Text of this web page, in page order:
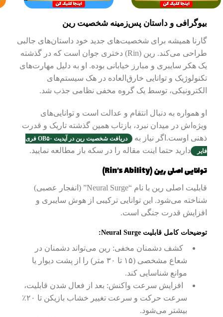
بیوگرافی و داستان پس‌زمینه شخصیت رین
گارنا همیشه برای شخصیت‌های جدید خود داستان‌های جالبی
طراحی می‌کند. رین (Rin) دختری جوان است که در گذشته
یک هکر سایبری و مبارز خیابانی بوده. او به دلیل مهارت‌های
تکنولوژیک و توانایی خارق‌العاده در هک سیستم‌های
الکترونیکی، توسط یک گروه مخفی نظامی جذب شد.
او همواره به دنبال انتقام و عدالت است و توانایی‌های
ویژه‌اش در میدان نبرد، بازتاب همین گذشته تاریک و قدرت
ذهنی اوست.اگر نیاز به
دریافت شخصیت رین در آپدیت OB۵۰ فری
فایر
دارید حتما اینت مقاله را در سکه باز مطالعه نمایید.
توانایی اصلی رین (Rin’s Ability)
قابلیت اصلی رین با نام “Neural Surge” (انفجار عصبی)
شناخته می‌شود. این توانایی ترکیبی از هوش سایبری و
افزایش قدرت جنگی است.
توضیحات کامل قابلیت Neural Surge:
کشف دشمنان مخفی: رین می‌تواند دشمنان در
شعاع مشخصی (۱۵ تا ۳۰ متر) را از پشت دیوار یا
موانع شناسایی کند.
افزایش سرعت واکنش: بعد از فعال شدن قابلیت،
سرعت حرکت و سرعت تغییر خشاب بازیکن تا ۲۰٪
بیشتر می‌شود.